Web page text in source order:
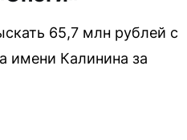
65,7 млн рублей с
имени Калинина за